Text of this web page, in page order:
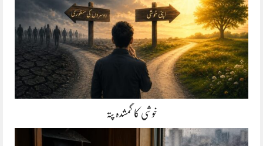
خوشی کا گمشدہ پتہ